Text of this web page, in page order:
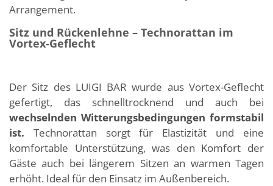
Arrangement.
Sitz und Rückenlehne – Technorattan im
Vortex-Geflecht
Der Sitz des LUIGI BAR wurde aus Vortex-Geflecht
gefertigt, das schnelltrocknend und auch bei
wechselnden Witterungsbedingungen formstabil
ist. Technorattan sorgt für Elastizität und eine
komfortable Unterstützung, was den Komfort der
Gäste auch bei längerem Sitzen an warmen Tagen
erhöht. Ideal für den Einsatz im Außenbereich.